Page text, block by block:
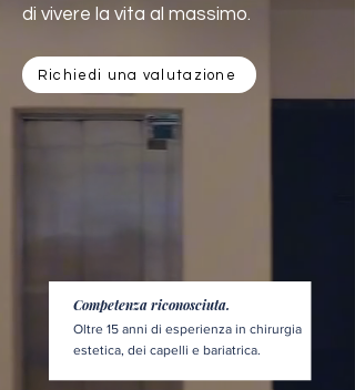
di vivere la vita al massimo.
Richiedi una valutazione
Competenza riconosciuta.
Oltre 15 anni di esperienza in chirurgia
estetica, dei capelli e bariatrica.